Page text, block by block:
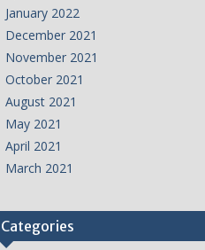
January 2022
December 2021
November 2021
October 2021
August 2021
May 2021
April 2021
March 2021
Categories